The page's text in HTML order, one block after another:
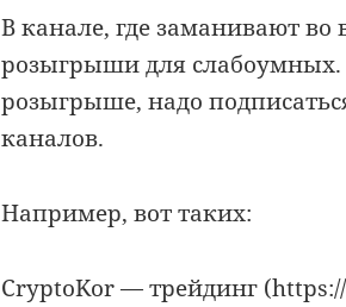
В канале, где заманивают
розыгрыши для слабоумных.
розыгрыше, надо
каналов.
Например, вот таких:
CryptoKor — трейдинг